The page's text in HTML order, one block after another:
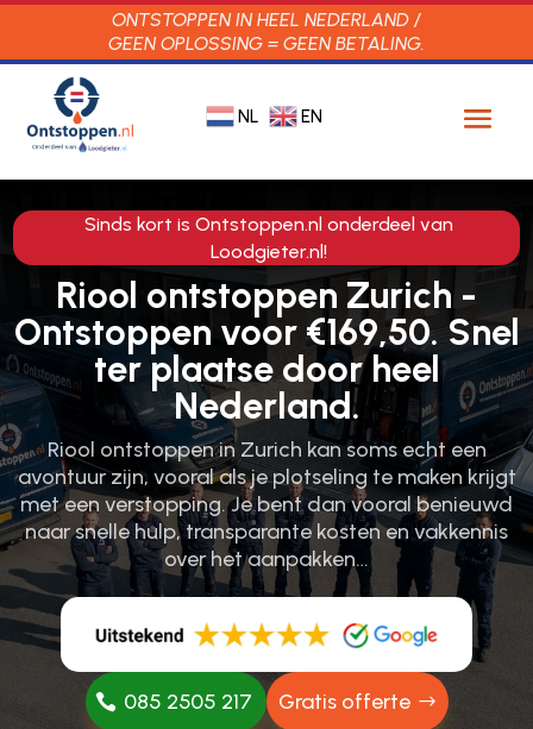
ONTSTOPPEN IN HEEL NEDERLAND /
GEEN OPLOSSING = GEEN BETALING.
NL EN
Sinds kort is Ontstoppen.nl onderdeel van
Loodgieter.nl!
Riool ontstoppen Zurich -
Ontstoppen voor €169,50. Snel
ter plaatse door heel
Nederland.
Riool ontstoppen in Zurich kan soms echt een
avontuur zijn, vooral als je plotseling te maken krijgt
met een verstopping.​ Je bent dan vooral benieuwd
naar snelle hulp, transparante kosten en vakkennis
over het aanpakken…
085 2505 217 Gratis offerte